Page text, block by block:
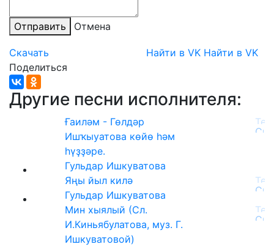
Отправить Отмена
Скачать Найти в VK Найти в VK
Поделиться
Другие песни исполнителя:
Ғаиләм - Гөлдәр
Ишҡыуатова көйө һәм
һүҙҙәре.
Гульдар Ишкуватова
Яңы йыл килә
Гульдар Ишкуватова
Мин хыялый (Сл.
И.Киньябулатова, муз. Г.
Ишкуватовой)